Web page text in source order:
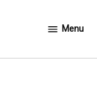
Menu